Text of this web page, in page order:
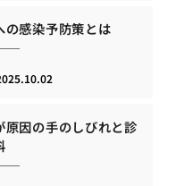
の感染予防策とは
因の手のしびれと診